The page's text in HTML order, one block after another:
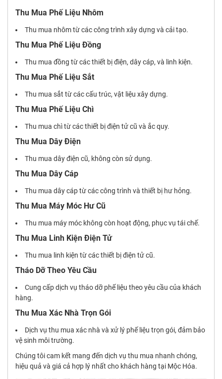
Thu Mua Phế Liệu Nhôm
Thu mua nhôm từ các công trình xây dựng và cải tạo.
Thu Mua Phế Liệu Đồng
Thu mua đồng từ các thiết bị điện, dây cáp, và linh kiện.
Thu Mua Phế Liệu Sắt
Thu mua sắt từ các cấu trúc, vật liệu xây dựng.
Thu Mua Phế Liệu Chì
Thu mua chì từ các thiết bị điện tử cũ và ắc quy.
Thu Mua Dây Điện
Thu mua dây điện cũ, không còn sử dụng.
Thu Mua Dây Cáp
Thu mua dây cáp từ các công trình và thiết bị hư hỏng.
Thu Mua Máy Móc Hư Cũ
Thu mua máy móc không còn hoạt động, phục vụ tái chế.
Thu Mua Linh Kiện Điện Tử
Thu mua linh kiện từ các thiết bị điện tử cũ.
Tháo Dỡ Theo Yêu Cầu
Cung cấp dịch vụ tháo dỡ phế liệu theo yêu cầu của khách
hàng.
Thu Mua Xác Nhà Trọn Gói
Dịch vụ thu mua xác nhà và xử lý phế liệu trọn gói, đảm bảo
vệ sinh môi trường.
Chúng tôi cam kết mang đến dịch vụ thu mua nhanh chóng,
hiệu quả và giá cả hợp lý nhất cho khách hàng tại Mộc Hóa.